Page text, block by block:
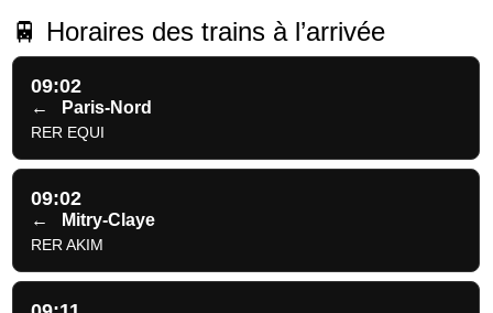
🚆 Horaires des trains à l’arrivée
09:02
← Paris-Nord
RER EQUI
09:02
← Mitry-Claye
RER AKIM